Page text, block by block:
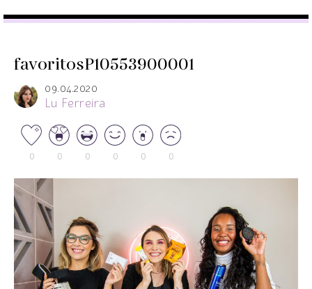
favoritosP10553900001
09.04.2020
Lu Ferreira
0 0 0 0 0 0